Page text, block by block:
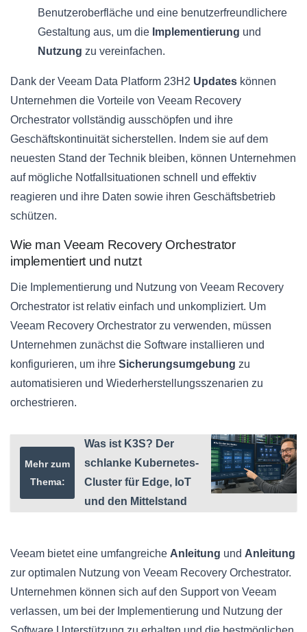
Benutzeroberfläche und eine benutzerfreundlichere
Gestaltung aus, um die Implementierung und
Nutzung zu vereinfachen.
Dank der Veeam Data Platform 23H2 Updates können
Unternehmen die Vorteile von Veeam Recovery
Orchestrator vollständig ausschöpfen und ihre
Geschäftskontinuität sicherstellen. Indem sie auf dem
neuesten Stand der Technik bleiben, können Unternehmen
auf mögliche Notfallsituationen schnell und effektiv
reagieren und ihre Daten sowie ihren Geschäftsbetrieb
schützen.
Wie man Veeam Recovery Orchestrator
implementiert und nutzt
Die Implementierung und Nutzung von Veeam Recovery
Orchestrator ist relativ einfach und unkompliziert. Um
Veeam Recovery Orchestrator zu verwenden, müssen
Unternehmen zunächst die Software installieren und
konfigurieren, um ihre Sicherungsumgebung zu
automatisieren und Wiederherstellungsszenarien zu
orchestrieren.
Mehr zum
Thema:
Was ist K3S? Der
schlanke Kubernetes-
Cluster für Edge, IoT
und den Mittelstand
Veeam bietet eine umfangreiche Anleitung und Anleitung
zur optimalen Nutzung von Veeam Recovery Orchestrator.
Unternehmen können sich auf den Support von Veeam
verlassen, um bei der Implementierung und Nutzung der